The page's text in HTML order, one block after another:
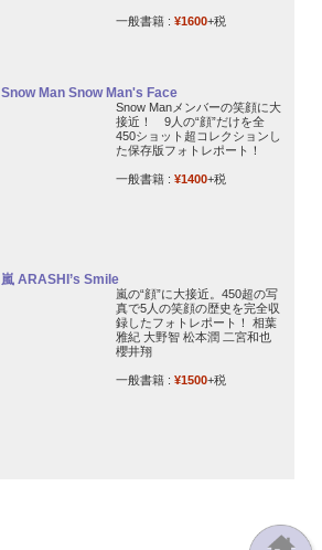
一般書籍 : ¥1600+税
Snow Man Snow Man's Face
Snow Manメンバーの笑顔に大
接近！ 9人の“顔”だけを全
450ショット超コレクションし
た保存版フォトレポート！
一般書籍 : ¥1400+税
嵐 ARASHI’s Smile
嵐の“顔”に大接近。450超の写
真で5人の笑顔の歴史を完全収
録したフォトレポート！ 相葉
雅紀 大野智 松本潤 二宮和也
櫻井翔
一般書籍 : ¥1500+税